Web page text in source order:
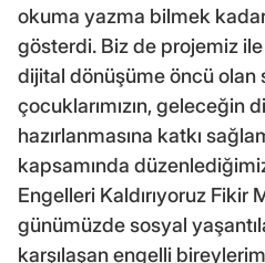
okuma yazma bilmek
gösterdi. Biz de projemiz ile
dijital dönüşüme öncü olan
çocuklarımızın, geleceğin
hazırlanmasına katkı
kapsamında
Engelleri Kaldırıyoruz Fikir
günümüzde sosyal
karşılaşan engelli